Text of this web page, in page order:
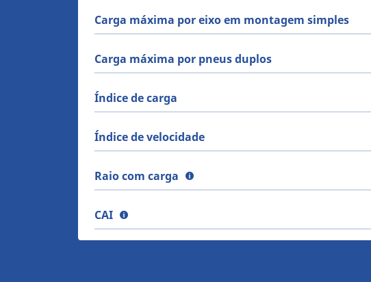
Carga máxima por eixo em montagem simples
Carga máxima por pneus duplos
Índice de carga
Índice de velocidade
Raio com carga
CAI